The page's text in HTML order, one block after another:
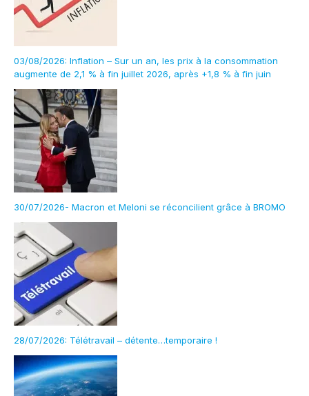
03/08/2026: Inflation – Sur un an, les prix à la consommation
augmente de 2,1 % à fin juillet 2026, après +1,8 % à fin juin
30/07/2026- Macron et Meloni se réconcilient grâce à BROMO
28/07/2026: Télétravail – détente…temporaire !